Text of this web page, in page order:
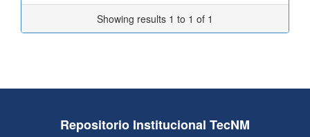
Showing results 1 to 1 of 1
Repositorio Institucional TecNM